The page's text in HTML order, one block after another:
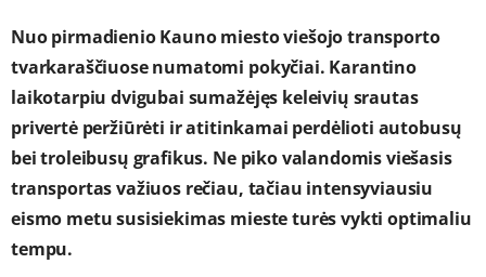
Nuo pirmadienio Kauno miesto viešojo transporto
tvarkaraščiuose numatomi pokyčiai. Karantino
laikotarpiu dvigubai sumažėjęs keleivių srautas
privertė peržiūrėti ir atitinkamai perdėlioti autobusų
bei troleibusų grafikus. Ne piko valandomis viešasis
transportas važiuos rečiau, tačiau intensyviausiu
eismo metu susisiekimas mieste turės vykti optimaliu
tempu.